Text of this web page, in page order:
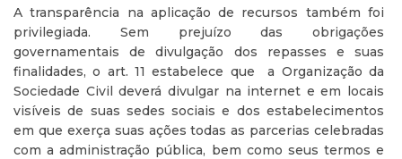
A transparência na aplicação de recursos também foi
privilegiada. Sem prejuízo das obrigações
governamentais de divulgação dos repasses e suas
finalidades, o art. 11 estabelece que a Organização da
Sociedade Civil deverá divulgar na internet e em locais
visíveis de suas sedes sociais e dos estabelecimentos
em que exerça suas ações todas as parcerias celebradas
com a administração pública, bem como seus termos e